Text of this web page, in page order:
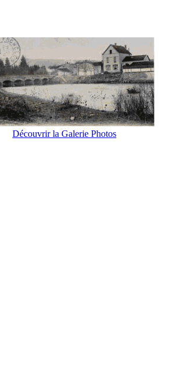
Découvrir la Galerie Photos